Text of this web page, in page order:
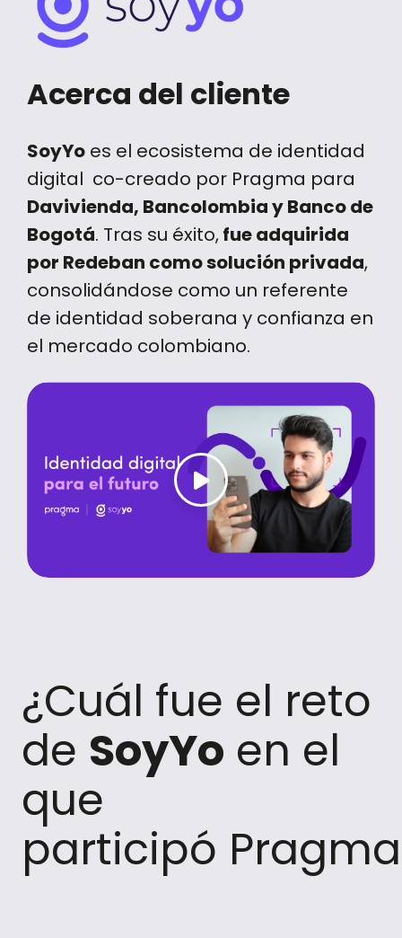
Acerca del cliente
SoyYo es el ecosistema de identidad
digital co-creado por Pragma para
Davivienda, Bancolombia y Banco de
Bogotá. Tras su éxito,fue adquirida
por Redeban como solución privada,
consolidándose como un referente
de identidad soberana y confianza en
el mercado colombiano.
¿Cuál fue el reto
de SoyYo en el
que
participó